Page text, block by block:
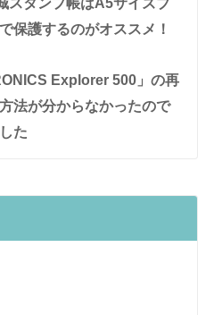
スタンプ帳はA5サイズブ
保護するのがオススメ！
Explorer 500」の再
法が分からなかったので
た